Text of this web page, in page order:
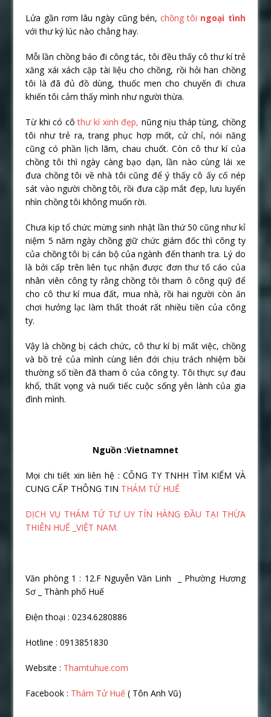
Lửa gần rơm lâu ngày cũng bén, chồng tôi ngoại tình
với thư ký lúc nào chẳng hay.
Mỗi lần chồng báo đi công tác, tôi đều thấy cô thư kí trẻ
xăng xái xách cặp tài liệu cho chồng, rồi hỏi han chồng
tôi là đã đủ đồ dùng, thuốc men cho chuyến đi chưa
khiến tôi cảm thấy mình như người thừa.
Từ khi có cô thư kí xinh đẹp, nũng nịu tháp tùng, chồng
tôi như trẻ ra, trang phục hợp mốt, cử chỉ, nói năng
cũng có phần lịch lãm, chau chuốt. Còn cô thư kí của
chồng tôi thì ngày càng bạo dạn, lần nào cùng lái xe
đưa chồng tôi về nhà tôi cũng để ý thấy cô ấy cố nép
sát vào người chồng tôi, rồi đưa cặp mắt đẹp, lưu luyến
nhìn chồng tôi không muốn rời.
Chưa kịp tổ chức mừng sinh nhật lần thứ 50 cũng như kỉ
niệm 5 năm ngày chồng giữ chức giám đốc thì công ty
của chồng tôi bị cán bộ của ngành đến thanh tra. Lý do
là bởi cấp trên liên tục nhận được đơn thư tố cáo của
nhân viên công ty rằng chồng tôi tham ô công quỹ để
cho cô thư kí mua đất, mua nhà, rồi hai người còn ăn
chơi hưởng lạc làm thất thoát rất nhiều tiền của công
ty.
Vậy là chồng bị cách chức, cô thư kí bị mất việc, chồng
và bồ trẻ của mình cùng liên đới chịu trách nhiệm bồi
thường số tiền đã tham ô của công ty. Tôi thực sự đau
khổ, thất vọng và nuối tiếc cuộc sống yên lành của gia
đình mình.
Nguồn :Vietnamnet
Mọi chi tiết xin liên hệ : CÔNG TY TNHH TÌM KIẾM VÀ
CUNG CẤP THÔNG TIN THÁM TỬ HUẾ
DỊCH VỤ THÁM TỬ TƯ UY TÍN HÀNG ĐẦU TẠI THỪA
THIÊN HUẾ _VIỆT NAM.
Văn phòng 1 : 12.F Nguyễn Văn Linh _ Phường Hương
Sơ _ Thành phố Huế
Điện thoại : 0234.6280886
Hotline : 0913851830
Website : Thamtuhue.com
Facebook : Thám Tử Huế ( Tôn Anh Vũ)